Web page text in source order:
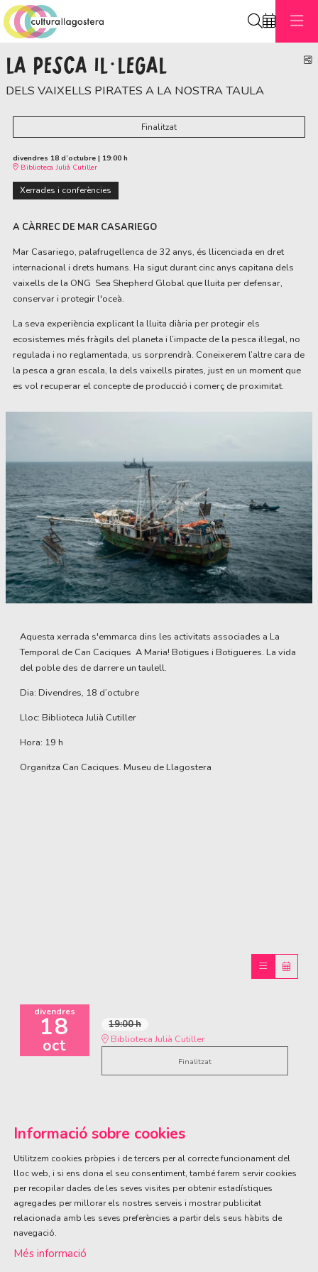
LA PESCA IL·LEGAL
DELS VAIXELLS PIRATES A LA NOSTRA TAULA
Finalitzat
divendres 18 d’octubre | 19:00 h
Biblioteca Julià Cutiller
Xerrades i conferències
A CÀRREC DE MAR CASARIEGO
Mar Casariego, palafrugellenca de 32 anys, és llicenciada en dret
internacional i drets humans. Ha sigut durant cinc anys capitana dels
vaixells de la ONG Sea Shepherd Global que lluita per defensar,
conservar i protegir l'oceà.
La seva experiència explicant la lluita diària per protegir els
ecosistemes més fràgils del planeta i l’impacte de la pesca il·legal, no
regulada i no reglamentada, us sorprendrà. Coneixerem l’altre cara de
la pesca a gran escala, la dels vaixells pirates, just en un moment que
es vol recuperar el concepte de producció i comerç de proximitat.
Aquesta xerrada s'emmarca dins les activitats associades a La
Temporal de Can Caciques A Maria! Botigues i Botigueres. La vida
del poble des de darrere un taulell.
Dia: Divendres, 18 d’octubre
Lloc: Biblioteca Julià Cutiller
Hora: 19 h
Organitza Can Caciques. Museu de Llagostera
divendres
18
oct
19:00 h
Biblioteca Julià Cutiller
Finalitzat
ÀREA DE CULTURA
Olivareta, 38 · T. 972 83 00 05
cultura@llagostera.cat
Sitemap
Informació sobre cookies
Utilitzem cookies pròpies i de tercers per al correcte funcionament del
lloc web, i si ens dona el seu consentiment, també farem servir cookies
per recopilar dades de les seves visites per obtenir estadístiques
agregades per millorar els nostres serveis i mostrar publicitat
relacionada amb les seves preferències a partir dels seus hàbits de
navegació.
Més informació